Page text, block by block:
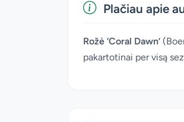
Plačiau apie
Rožė ‘Coral Dawn’
pakartotinai per visą